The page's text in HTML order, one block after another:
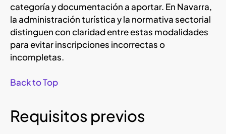
categoría y documentación a aportar. En Navarra,
la administración turística y la normativa sectorial
distinguen con claridad entre estas modalidades
para evitar inscripciones incorrectas o
incompletas.
Back to Top
Requisitos previos